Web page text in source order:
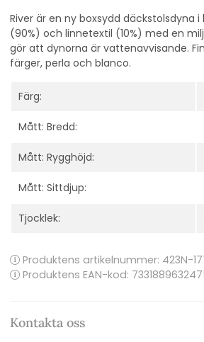
River är en ny boxsydd däckstolsdyna
(90%) och linnetextil (10%) med en
gör att dynorna är vattenavvisande.
färger, perla och blanco.
Färg:
Mått: Bredd:
Mått: Rygghöjd:
Mått: Sittdjup:
Tjocklek:
Produktens artikelnummer: 423N-
Produktens EAN-kod:
Kontakta oss